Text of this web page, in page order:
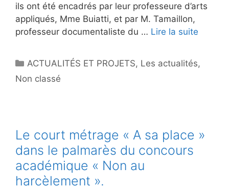
ils ont été encadrés par leur professeure d’arts
appliqués, Mme Buiatti, et par M. Tamaillon,
professeur documentaliste du … Lire la suite
Catégories
ACTUALITÉS ET PROJETS, Les actualités,
Non classé
Le court métrage « A sa place »
dans le palmarès du concours
académique « Non au
harcèlement ».